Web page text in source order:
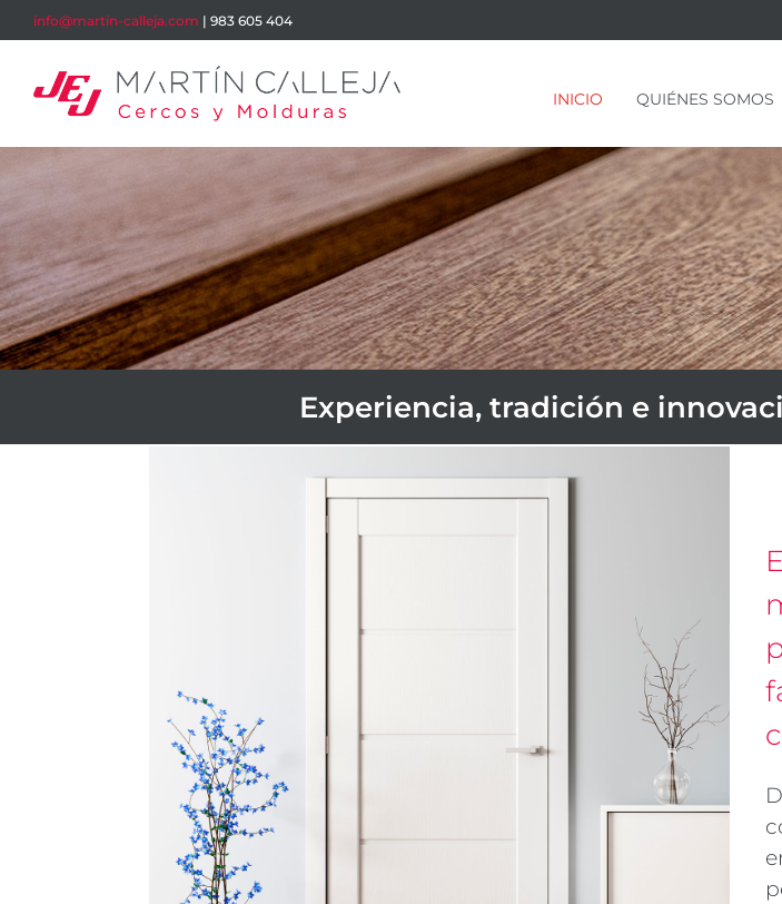
info@martin-calleja.com | 983 605 404
INICIO QUIÉNES SOMOS
Experiencia, tradición e